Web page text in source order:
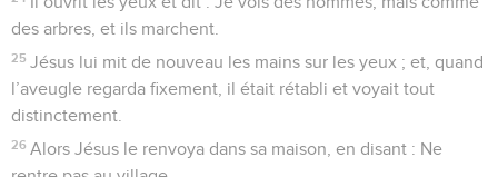
des arbres, et ils marchent.
25 Jésus lui mit de nouveau les mains sur les yeux ; et, quand
l’aveugle regarda fixement, il était rétabli et voyait tout
distinctement.
26 Alors Jésus le renvoya dans sa maison, en disant : Ne